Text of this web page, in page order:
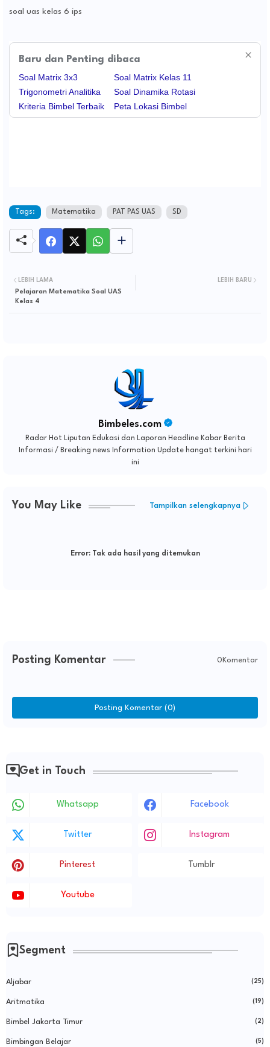
soal uas kelas 6 ips
Baru dan Penting dibaca
Soal Matrix 3x3
Trigonometri Analitika
Kriteria Bimbel Terbaik
Soal Matrix Kelas 11
Soal Dinamika Rotasi
Peta Lokasi Bimbel
Tags: Matematika PAT PAS UAS SD
LEBIH BARU
LEBIH LAMA
Pelajaran Matematika Soal UAS
Kelas 4
Bimbeles.com
Radar Hot Liputan Edukasi dan Laporan Headline Kabar Berita
Informasi / Breaking news Information Update hangat terkini hari
ini
You May Like Tampilkan selengkapnya
Error:Tak ada hasil yang ditemukan
Posting Komentar 0Komentar
Posting Komentar (0)
Get in Touch
Whatsapp Facebook
Twitter Instagram
Pinterest Tumblr
Youtube
Segment
Aljabar (25)
Aritmatika (19)
Bimbel Jakarta Timur (2)
Bimbingan Belajar (5)